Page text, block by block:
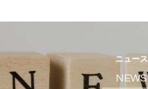
こんなお悩みありませんか？
お客様の声
ブログ
ニュース
NEWS